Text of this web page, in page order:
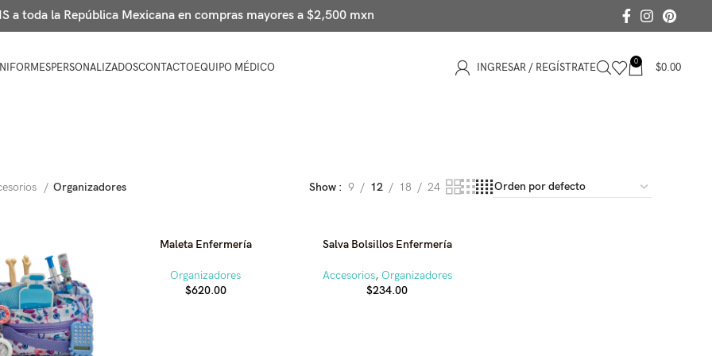
a toda la República Mexicana en compras mayores a $2,500 mxn
PERSONALIZADOSCONTACTOEQUIPO MÉDICO INGRESAR / REGÍSTRATE 0 $0.00
Organizadores Show 9 12 18 24
Maleta Enfermería
Organizadores
$620.00
Salva Bolsillos Enfermería
Accesorios, Organizadores
$234.00